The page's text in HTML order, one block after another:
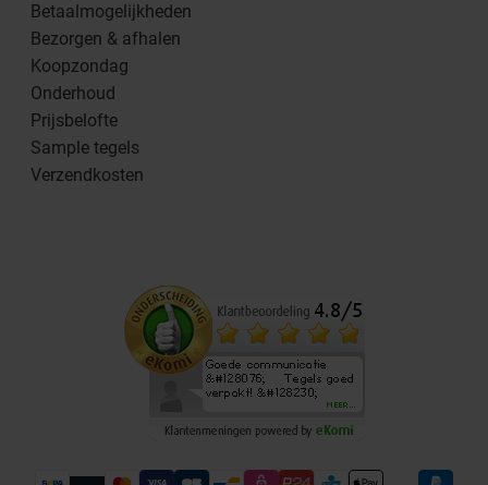
Betaalmogelijkheden
Bezorgen & afhalen
Koopzondag
Onderhoud
Prijsbelofte
Sample tegels
Verzendkosten